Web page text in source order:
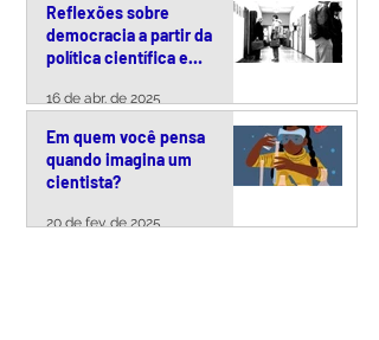
Reflexões sobre
democracia a partir da
política científica e
16 de abr. de 2025
Em quem você pensa
quando imagina um
cientista?
20 de fev. de 2025